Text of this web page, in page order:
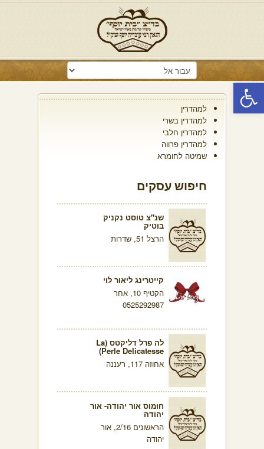
פתח סרגל נגישות
למהדרין
למהדרין בשרי
למהדרין חלבי
למהדרין פרווה
שמיטה לחומרא
חיפוש עסקים
שנ"צ טוסט נקניק
בוטיק
הרצל 51, שדרות
קייטרינג ליאור לוי
הקטיף 10, אחר
0525292987
לה פרל דליקטס (La
Perle Delicatesse)
אחוזה 117, רעננה
חומוס אור יהודה- אור
יהודה
הראשונים 2/16, אור
יהודה